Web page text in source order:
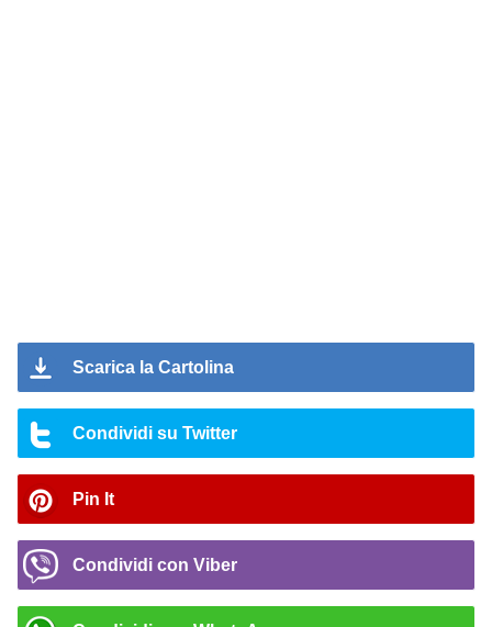
Scarica la Cartolina
Condividi su Twitter
Pin It
Condividi con Viber